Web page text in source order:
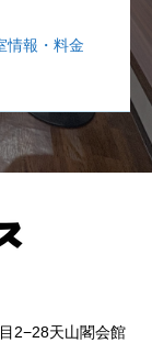
情報・料金
2−28天山閣会館